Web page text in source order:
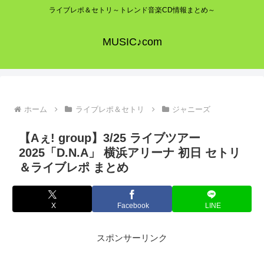
ライブレポ＆セトリ～トレンド音楽CD情報まとめ～
MUSIC♪com
ホーム ライブレポ＆セトリ ジャニーズ
【Aぇ! group】3/25 ライブツアー
2025「D.N.A」 横浜アリーナ 初日 セトリ
＆ライブレポ まとめ
X Facebook LINE
スポンサーリンク